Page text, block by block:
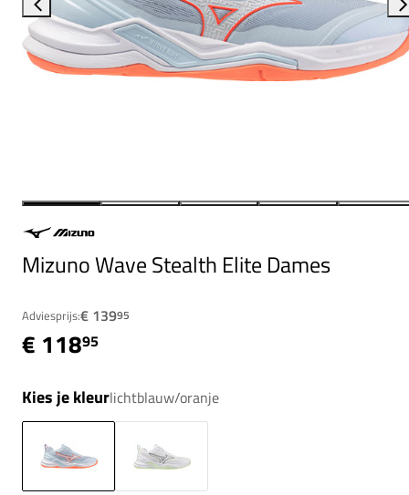
Mizuno Wave Stealth Elite Dames
Adviesprijs:€ 13995
€ 11895
Kies je kleurlichtblauw/oranje